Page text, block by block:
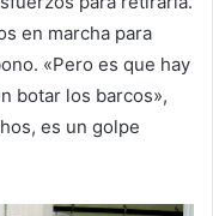
en marcha para
«Pero es que hay
botar los barcos»,
es un golpe